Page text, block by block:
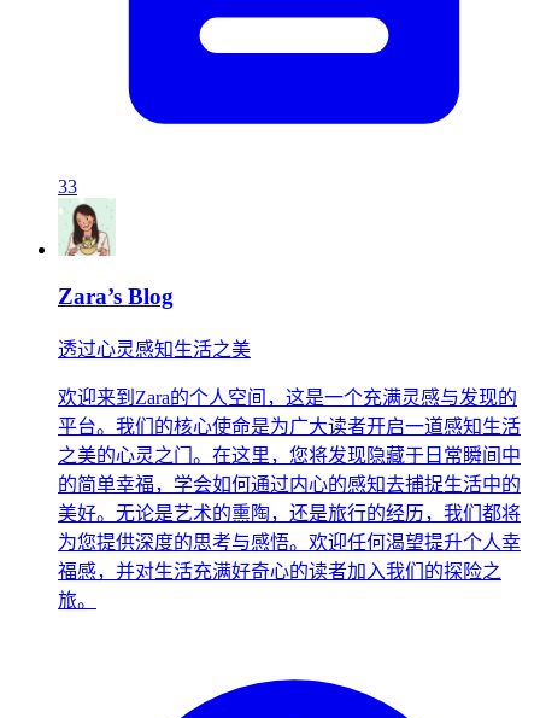
33
Zara’s Blog
透过心灵感知生活之美
欢迎来到Zara的个人空间，这是一个充满灵感与发现的
平台。我们的核心使命是为广大读者开启一道感知生活
之美的心灵之门。在这里，您将发现隐藏于日常瞬间中
的简单幸福，学会如何通过内心的感知去捕捉生活中的
美好。无论是艺术的熏陶，还是旅行的经历，我们都将
为您提供深度的思考与感悟。欢迎任何渴望提升个人幸
福感，并对生活充满好奇心的读者加入我们的探险之
旅。